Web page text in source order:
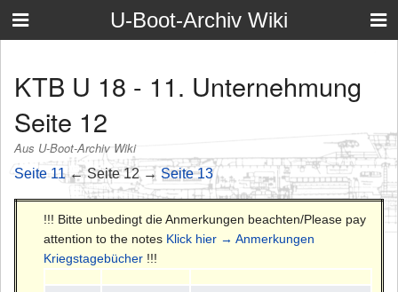
U-Boot-Archiv Wiki
KTB U 18 - 11. Unternehmung
Seite 12
Aus U-Boot-Archiv Wiki
Seite 11← Seite 12 → Seite 13
!!! Bitte unbedingt die Anmerkungen beachten/Please pay
attention to the notes Klick hier → Anmerkungen
Kriegstagebücher !!!